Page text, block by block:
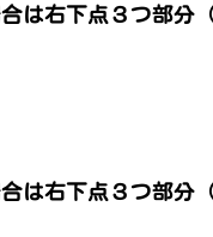
は右下点３つ部
は右下点３つ部